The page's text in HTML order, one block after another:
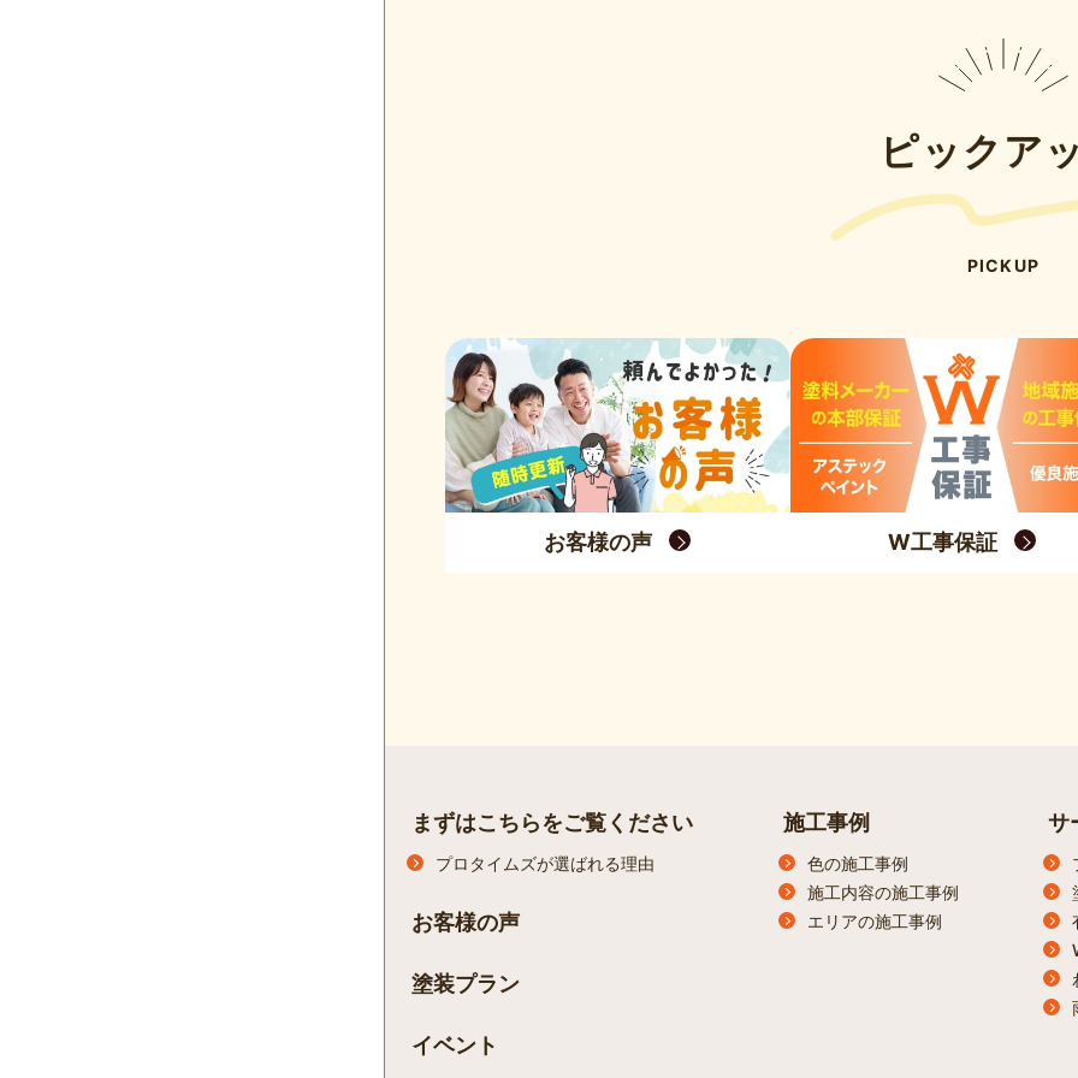
ピックア
PICKUP
お客様の声 W工事保証
まずはこちらをご覧ください
プロタイムズが選ばれる理由
お客様の声
塗装プラン
イベント
施工事例
色の施工事例
施工内容の施工事例
エリアの施工事例
サ